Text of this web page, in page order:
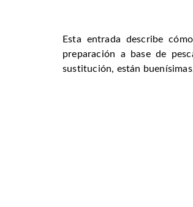
Esta entrada describe
preparación a base de
sustitución, están